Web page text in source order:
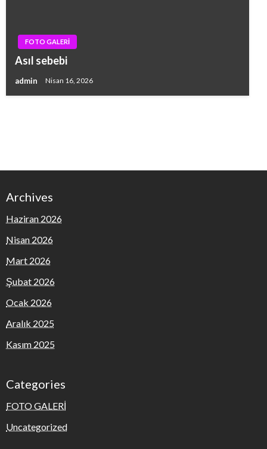
FOTO GALERİ
Asıl sebebi
admin Nisan 16, 2026
Archives
Haziran 2026
Nisan 2026
Mart 2026
Şubat 2026
Ocak 2026
Aralık 2025
Kasım 2025
Categories
FOTO GALERİ
Uncategorized